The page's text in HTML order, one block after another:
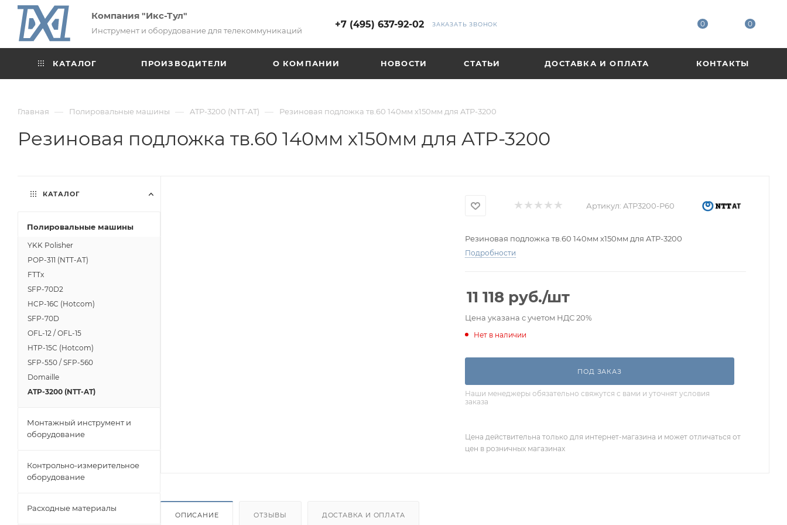
Компания "Икс-Тул"
Инструмент и оборудование для телекоммуникаций
+7 (495) 637-92-02 ЗАКАЗАТЬ ЗВОНОК 0 0
КАТАЛОГ ПРОИЗВОДИТЕЛИ О КОМПАНИИ НОВОСТИ СТАТЬИ ДОСТАВКА И ОПЛАТА КОНТАКТЫ
Главная — Полировальные машины — ATP-3200 (NTT-AT) — Резиновая подложка тв.60 140мм х150мм для ATP-3200
Резиновая подложка тв.60 140мм х150мм для ATP-3200
Артикул: ATP3200-P60
Резиновая подложка тв.60 140мм х150мм для ATP-3200
Подробности
11 118 руб./шт
Цена указана с учетом НДС 20%
Нет в наличии
ПОД ЗАКАЗ
Наши менеджеры обязательно свяжутся с вами и уточнят условия
заказа
Цена действительна только для интернет-магазина и может отличаться от
цен в розничных магазинах
ОПИСАНИЕ ОТЗЫВЫ ДОСТАВКА И ОПЛАТА
КАТАЛОГ
Полировальные машины
YKK Polisher
POP-311 (NTT-AT)
FTTx
SFP-70D2
HCP-16C (Hotcom)
SFP-70D
OFL-12 / OFL-15
HTP-15C (Hotcom)
SFP-550 / SFP-560
Domaille
ATP-3200 (NTT-AT)
Монтажный инструмент и
оборудование
Контрольно-измерительное
оборудование
Расходные материалы